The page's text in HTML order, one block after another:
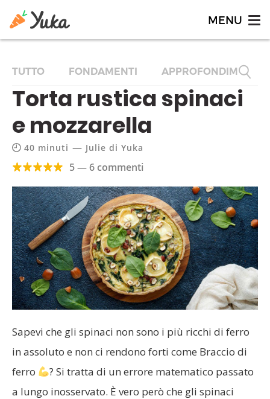
TUTTO FONDAMENTI APPROFONDIMENTI
Torta rustica spinaci
e mozzarella
40 minuti — Julie di Yuka
5 — 6 commenti
Sapevi che gli spinaci non sono i più ricchi di ferro
in assoluto e non ci rendono forti come Braccio di
ferro
? Si tratta di un errore matematico passato
a lungo inosservato. È vero però che gli spinaci